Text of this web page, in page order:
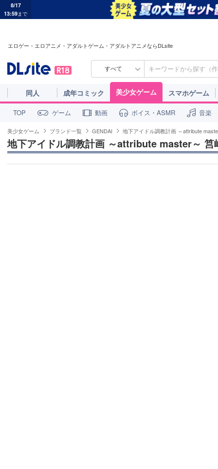
8/17
13:59まで
エロゲー・エロアニメ・アダルトゲーム・アダルトアニメならDLsite
すべて
同人 成年コミック 美少女ゲーム スマホゲーム
TOP ゲーム 動画 ボイス・ASMR 音楽
美少女ゲーム ブランド一覧 GENDAI 地下アイドル調教計画 ～attribute
地下アイドル調教計画 ～attribute master～ 筥